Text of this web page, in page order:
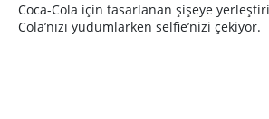
Coca-Cola için tasarlanan şişeye
Cola’nızı yudumlarken selfie’nizi çekiyor.